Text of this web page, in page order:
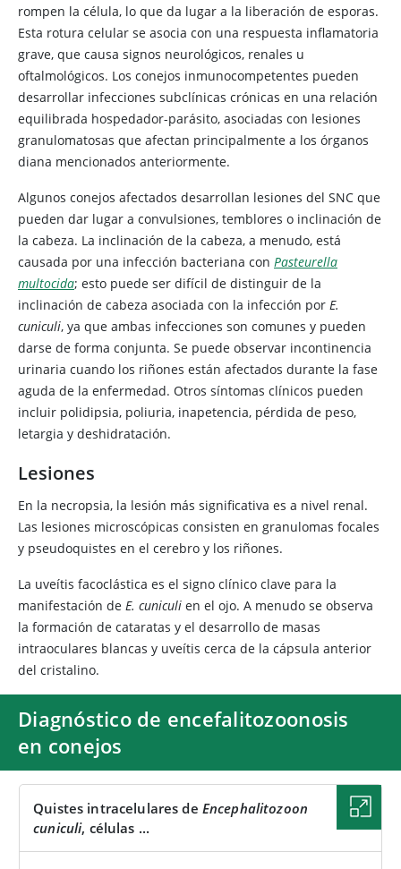
rompen la célula, lo que da lugar a la liberación de esporas.
Esta rotura celular se asocia con una respuesta inflamatoria
grave, que causa signos neurológicos, renales u
oftalmológicos. Los conejos inmunocompetentes pueden
desarrollar infecciones subclínicas crónicas en una relación
equilibrada hospedador-parásito, asociadas con lesiones
granulomatosas que afectan principalmente a los órganos
diana mencionados anteriormente.
Algunos conejos afectados desarrollan lesiones del SNC que
pueden dar lugar a convulsiones, temblores o inclinación de
la cabeza. La inclinación de la cabeza, a menudo, está
causada por una infección bacteriana con Pasteurella
multocida; esto puede ser difícil de distinguir de la
inclinación de cabeza asociada con la infección por E.
cuniculi, ya que ambas infecciones son comunes y pueden
darse de forma conjunta. Se puede observar incontinencia
urinaria cuando los riñones están afectados durante la fase
aguda de la enfermedad. Otros síntomas clínicos pueden
incluir polidipsia, poliuria, inapetencia, pérdida de peso,
letargia y deshidratación.
Lesiones
En la necropsia, la lesión más significativa es a nivel renal.
Las lesiones microscópicas consisten en granulomas focales
y pseudoquistes en el cerebro y los riñones.
La uveítis facoclástica es el signo clínico clave para la
manifestación de E. cuniculi en el ojo. A menudo se observa
la formación de cataratas y el desarrollo de masas
intraoculares blancas y uveítis cerca de la cápsula anterior
del cristalino.
Diagnóstico de encefalitozoonosis
en conejos
Quistes intracelulares de Encephalitozoon
cuniculi, células ...